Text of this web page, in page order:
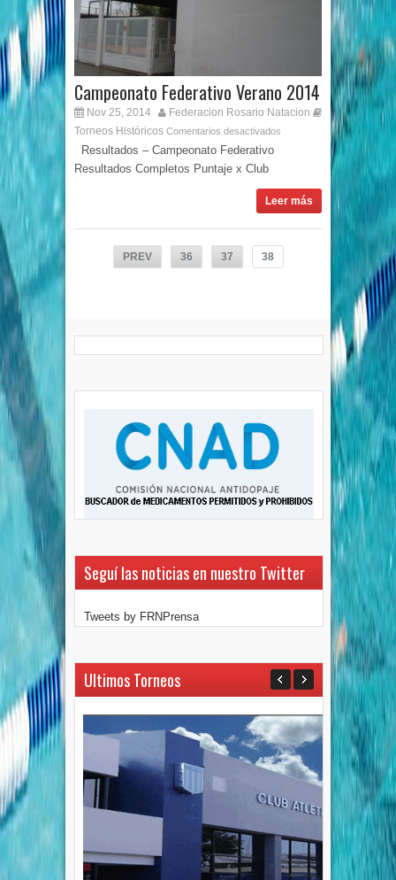
Campeonato Federativo Verano 2014
Nov 25, 2014
Federacion Rosario Natacion
Torneos Históricos Comentarios desactivados
Resultados – Campeonato Federativo
Resultados Completos Puntaje x Club
Leer más
PREV 36 37 38
Seguí las noticias en nuestro Twitter
Tweets by FRNPrensa
Ultimos Torneos